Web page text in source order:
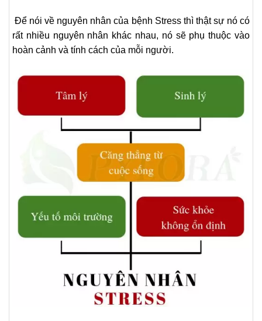
Để nói về nguyên nhân của bệnh Stress thì thật sự nó có
rất nhiều nguyên nhân khác nhau, nó sẽ phụ thuộc vào
hoàn cảnh và tính cách của mỗi người.